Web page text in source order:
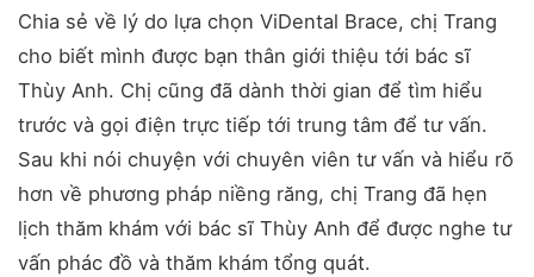
Chia sẻ về lý do lựa chọn ViDental Brace, chị Trang
cho biết mình được bạn thân giới thiệu tới bác sĩ
Thùy Anh. Chị cũng đã dành thời gian để tìm hiểu
trước và gọi điện trực tiếp tới trung tâm để tư vấn.
Sau khi nói chuyện với chuyên viên tư vấn và hiểu rõ
hơn về phương pháp niềng răng, chị Trang đã hẹn
lịch thăm khám với bác sĩ Thùy Anh để được nghe tư
vấn phác đồ và thăm khám tổng quát.